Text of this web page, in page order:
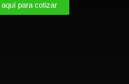
para cotizar